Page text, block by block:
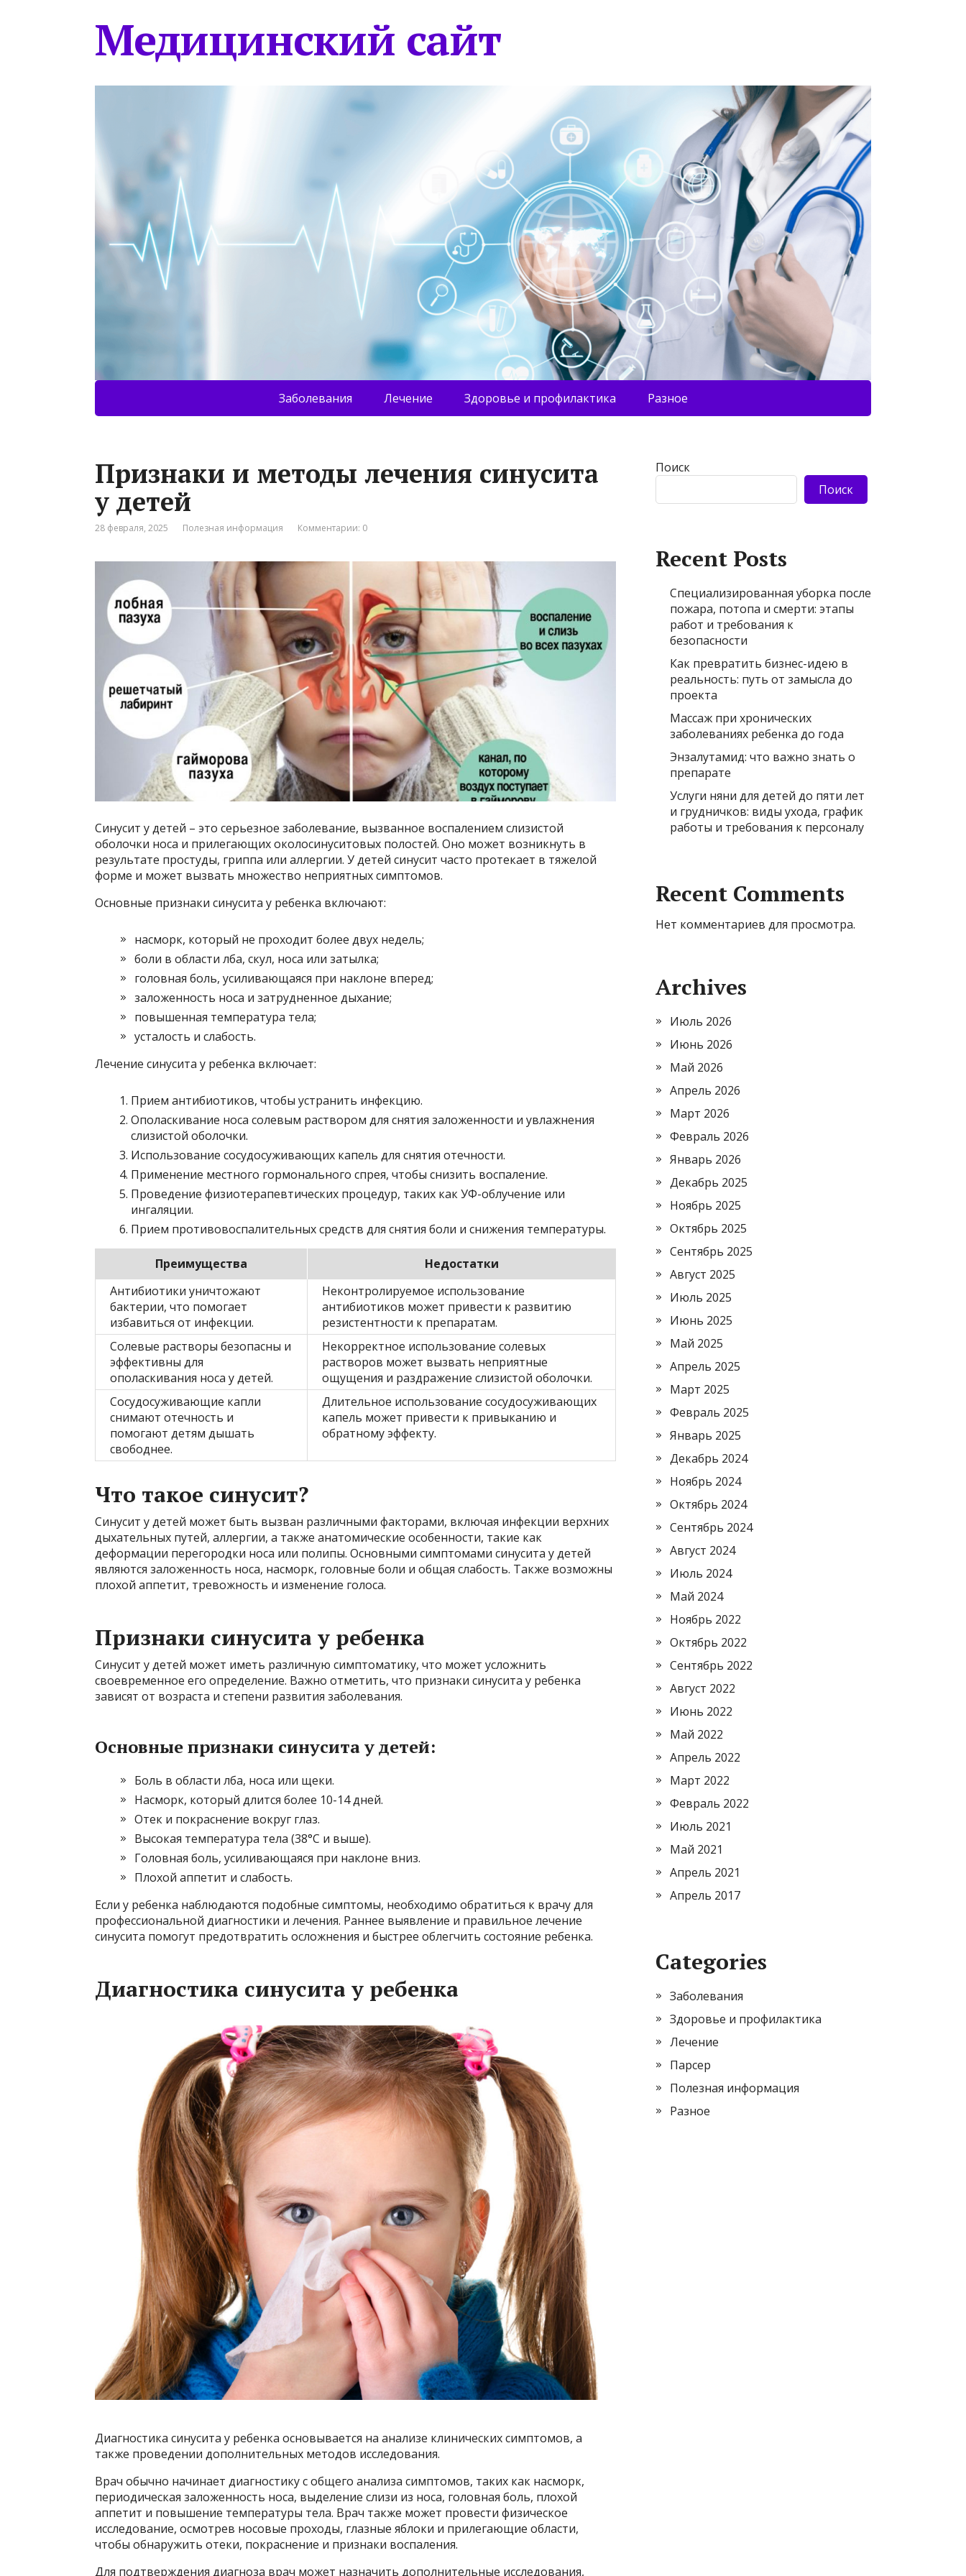
Медицинский сайт
Заболевания Лечение Здоровье и профилактика Разное
Признаки и методы лечения синусита
у детей
28 февраля, 2025 Полезная информация Комментарии: 0
Синусит у детей – это серьезное заболевание, вызванное воспалением слизистой
оболочки носа и прилегающих околосинуситовых полостей. Оно может возникнуть в
результате простуды, гриппа или аллергии. У детей синусит часто протекает в тяжелой
форме и может вызвать множество неприятных симптомов.
Основные признаки синусита у ребенка включают:
насморк, который не проходит более двух недель;
боли в области лба, скул, носа или затылка;
головная боль, усиливающаяся при наклоне вперед;
заложенность носа и затрудненное дыхание;
повышенная температура тела;
усталость и слабость.
Лечение синусита у ребенка включает:
Прием антибиотиков, чтобы устранить инфекцию.
Ополаскивание носа солевым раствором для снятия заложенности и увлажнения
слизистой оболочки.
Использование сосудосуживающих капель для снятия отечности.
Применение местного гормонального спрея, чтобы снизить воспаление.
Проведение физиотерапевтических процедур, таких как УФ-облучение или
ингаляции.
Прием противовоспалительных средств для снятия боли и снижения температуры.
Преимущества
Недостатки
Антибиотики уничтожают
бактерии, что помогает
избавиться от инфекции.
Неконтролируемое использование
антибиотиков может привести к развитию
резистентности к препаратам.
Солевые растворы безопасны и
эффективны для
ополаскивания носа у детей.
Некорректное использование солевых
растворов может вызвать неприятные
ощущения и раздражение слизистой оболочки.
Сосудосуживающие капли
снимают отечность и
помогают детям дышать
свободнее.
Длительное использование сосудосуживающих
капель может привести к привыканию и
обратному эффекту.
Что такое синусит?
Синусит у детей может быть вызван различными факторами, включая инфекции верхних
дыхательных путей, аллергии, а также анатомические особенности, такие как
деформации перегородки носа или полипы. Основными симптомами синусита у детей
являются заложенность носа, насморк, головные боли и общая слабость. Также возможны
плохой аппетит, тревожность и изменение голоса.
Признаки синусита у ребенка
Синусит у детей может иметь различную симптоматику, что может усложнить
своевременное его определение. Важно отметить, что признаки синусита у ребенка
зависят от возраста и степени развития заболевания.
Основные признаки синусита у детей:
Боль в области лба, носа или щеки.
Насморк, который длится более 10-14 дней.
Отек и покраснение вокруг глаз.
Высокая температура тела (38°C и выше).
Головная боль, усиливающаяся при наклоне вниз.
Плохой аппетит и слабость.
Если у ребенка наблюдаются подобные симптомы, необходимо обратиться к врачу для
профессиональной диагностики и лечения. Раннее выявление и правильное лечение
синусита помогут предотвратить осложнения и быстрее облегчить состояние ребенка.
Диагностика синусита у ребенка
Диагностика синусита у ребенка основывается на анализе клинических симптомов, а
также проведении дополнительных методов исследования.
Врач обычно начинает диагностику с общего анализа симптомов, таких как насморк,
периодическая заложенность носа, выделение слизи из носа, головная боль, плохой
аппетит и повышение температуры тела. Врач также может провести физическое
исследование, осмотрев носовые проходы, глазные яблоки и прилегающие области,
чтобы обнаружить отеки, покраснение и признаки воспаления.
Для подтверждения диагноза врач может назначить дополнительные исследования,
Поиск
Поиск
Recent Posts
Специализированная уборка после
пожара, потопа и смерти: этапы
работ и требования к
безопасности
Как превратить бизнес-идею в
реальность: путь от замысла до
проекта
Массаж при хронических
заболеваниях ребенка до года
Энзалутамид: что важно знать о
препарате
Услуги няни для детей до пяти лет
и грудничков: виды ухода, график
работы и требования к персоналу
Recent Comments
Нет комментариев для просмотра.
Archives
Июль 2026
Июнь 2026
Май 2026
Апрель 2026
Март 2026
Февраль 2026
Январь 2026
Декабрь 2025
Ноябрь 2025
Октябрь 2025
Сентябрь 2025
Август 2025
Июль 2025
Июнь 2025
Май 2025
Апрель 2025
Март 2025
Февраль 2025
Январь 2025
Декабрь 2024
Ноябрь 2024
Октябрь 2024
Сентябрь 2024
Август 2024
Июль 2024
Май 2024
Ноябрь 2022
Октябрь 2022
Сентябрь 2022
Август 2022
Июнь 2022
Май 2022
Апрель 2022
Март 2022
Февраль 2022
Июль 2021
Май 2021
Апрель 2021
Апрель 2017
Categories
Заболевания
Здоровье и профилактика
Лечение
Парсер
Полезная информация
Разное